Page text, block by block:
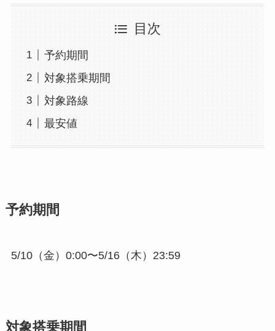
目次
予約期間
対象搭乗期間
対象路線
最安値
予約期間
5/10（金）0:00〜5/16（木）23:59
対象搭乗期間